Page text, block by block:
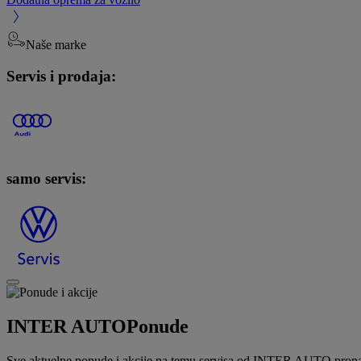
Naše marke
Servis i prodaja:
samo servis:
INTER AUTOPonude